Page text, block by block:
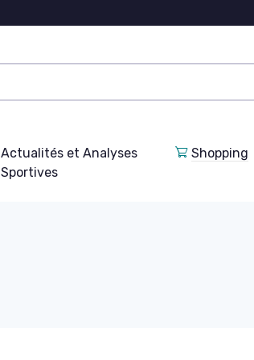
Actualités et Analyses
Sportives
Shopping